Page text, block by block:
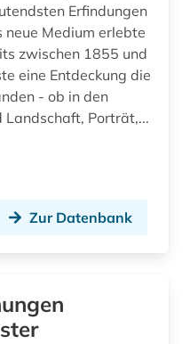
dunhuang-handschriften (2)
Erfindungen
neue Medium erlebte
zwischen 1855 und
eine Entdeckung die
- ob in den
Landschaft, Porträt,...
Zur Datenbank